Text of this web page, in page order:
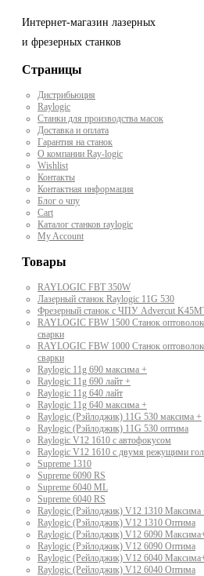
Интернет-магазин лазерных
и фрезерных станков
Страницы
Дистрибьюция
Raylogic
Станки для производства масок
Доставка и оплата
Гарантия на станок
О компании Ray-logic
Wishlist
Контакты
Контактная информация
Блог о чпу
Cart
Каталог станков raylogic
My Account
Товары
RAYLOGIC FBT 350W
Лазерный станок Raylogic 11G 530
Фрезерный станок с ЧПУ Advercut
RAYLOGIC FBW 1500 Станок
сварки
RAYLOGIC FBW 1000 Станок
сварки
Raylogic 11g 690 максима +
Raylogic 11g 690 лайт +
Raylogic 11g 640 лайт
Raylogic 11g 640 максима +
Raylogic (Рэйлоджик) 11G 530 максима +
Raylogic (Рэйлоджик) 11G 530 оптима
Raylogic V12 1610 с автофокусом
Raylogic V12 1610 с двумя режущими
Supreme 1310
Supreme 6090 RS
Supreme 6040 ML
Supreme 6040 RS
Raylogic (Рэйлоджик) V12 1310 Максима
Raylogic (Рэйлоджик) V12 1310 Оптима
Raylogic (Рэйлоджик) V12 6090
Raylogic (Рэйлоджик) V12 6090 Оптима
Raylogic (Рейлоджик) V12 6040
Raylogic (Рейлоджик) V12 6040 Оптима